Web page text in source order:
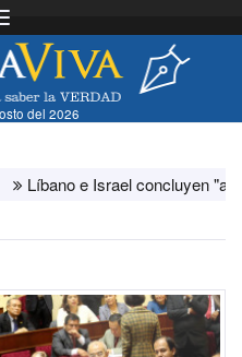
navigation
del 2026
e Israel concluyen "antes